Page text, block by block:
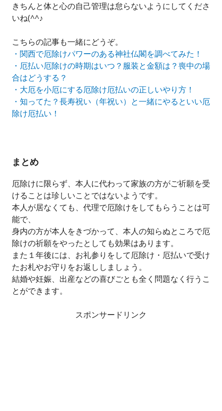
きちんと体と心の自己管理は怠らないようにしてくださ
いね(^^♪
こちらの記事も一緒にどうぞ。
・関西で厄除けパワーのある神社仏閣を調べてみた！
・厄払い厄除けの時期はいつ？服装と金額は？喪中の場
合はどうする？
・大厄を小厄にする厄除け厄払いの正しいやり方！
・知ってた？長寿祝い（年祝い）と一緒にやるといい厄
除け厄払い！
まとめ
厄除けに限らず、本人に代わって家族の方がご祈願を受
けることは珍しいことではないようです。
本人が居なくても、代理で厄除けをしてもらうことは可
能で、
身内の方が本人をきづかって、本人の知らぬところで厄
除けの祈願をやったとしても効果はあります。
また１年後には、お礼参りをして厄除け・厄払いで受け
たお札やお守りをお返ししましょう。
結婚や妊娠、出産などの喜びごとも全く問題なく行うこ
とができます。
スポンサードリンク